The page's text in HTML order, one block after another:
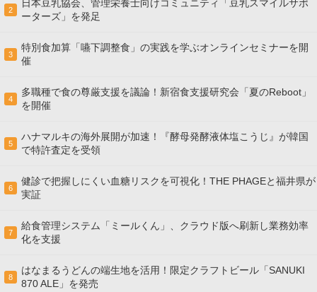
2
日本豆乳協会、管理栄養士向けコミュニティ「豆乳スマイルサポ
ーターズ」を発足
3
特別食加算「嚥下調整食」の実践を学ぶオンラインセミナーを開
催
4
多職種で食の尊厳支援を議論！新宿食支援研究会「夏のReboot」
を開催
5
ハナマルキの海外展開が加速！『酵母発酵液体塩こうじ』が韓国
で特許査定を受領
6
健診で把握しにくい血糖リスクを可視化！THE PHAGEと福井県が
実証
7
給食管理システム「ミールくん」、クラウド版へ刷新し業務効率
化を支援
8
はなまるうどんの端生地を活用！限定クラフトビール「SANUKI
870 ALE」を発売